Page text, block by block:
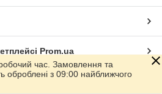
Prom.ua
час. Замовлення та
оброблені з 09:00 найближчого